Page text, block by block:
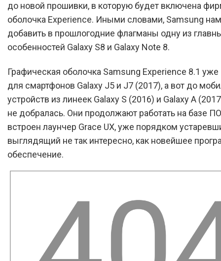
до новой прошивки, в которую будет включена
оболочка Experience. Иными словами, Samsung
добавить в прошлогодние флагманы одну из
особенностей Galaxy S8 и Galaxy Note 8.
Графическая оболочка Samsung Experience 8.1 уже
для смартфонов Galaxy J5 и J7 (2017), а вот до
устройств из линеек Galaxy S (2016) и Galaxy A
не добралась. Они продолжают работать на базе
встроен лаунчер Grace UX, уже порядком
выглядящий не так интересно, как новейшее
обеспечение.